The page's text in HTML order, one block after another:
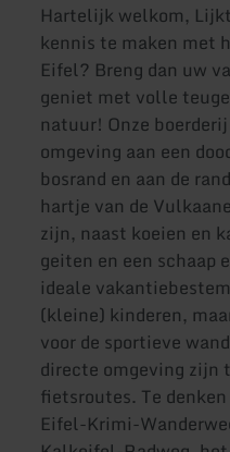
Hartelijk welkom,
kennis te maken met
Eifel? Breng dan uw
geniet met volle
natuur! Onze
omgeving aan een
bosrand en aan de
hartje van de
zijn, naast koeien en
geiten en een
ideale
(kleine) kinderen,
voor de sportieve
directe omgeving zijn
fietsroutes. Te
Eifel-Krimi-